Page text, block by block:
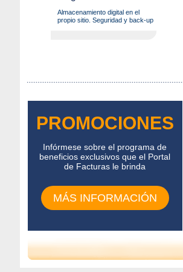
Almacenamiento digital en el
propio sitio. Seguridad y back-up
PROMOCIONES
Infórmese sobre el programa de
beneficios exclusivos que el Portal
de Facturas le brinda
MÁS INFORMACIÓN